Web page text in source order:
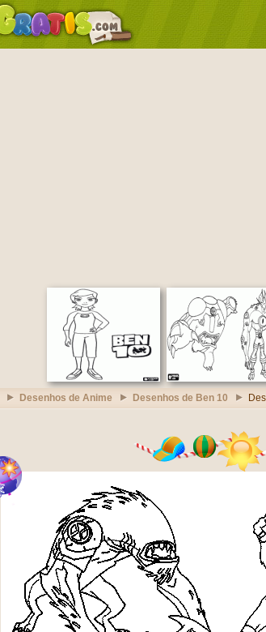
Desenhos de Anime Desenhos de Ben 10